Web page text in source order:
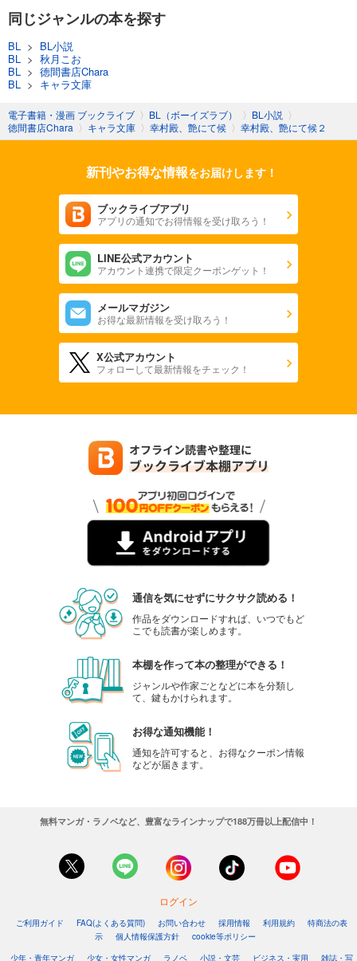
同じジャンルの本を探す
BL > BL小説
BL > 秋月こお
BL > 徳間書店Chara
BL > キャラ文庫
電子書籍・漫画 ブックライブ 〉 BL（ボーイズラブ） 〉 BL小説 〉
徳間書店Chara 〉 キャラ文庫 〉 幸村殿、艶にて候 〉 幸村殿、艶にて候２
新刊やお得な情報をお届けします！
ブックライブアプリ
アプリの通知でお得情報を受け取ろう！
LINE公式アカウント
アカウント連携で限定クーポンゲット！
メールマガジン
お得な最新情報を受け取ろう！
X公式アカウント
フォローして最新情報をチェック！
通信を気にせずにサクサク読める！
作品をダウンロードすれば、いつでもど
こでも読書が楽しめます。
本棚を作って本の整理ができる！
ジャンルや作家ごとなどに本を分類し
て、鍵もかけられます。
お得な通知機能！
通知を許可すると、お得なクーポン情報
などが届きます。
無料マンガ・ラノベなど、豊富なラインナップで188万冊以上配信中！
ログイン
ご利用ガイド FAQ(よくある質問) お問い合わせ 採用情報 利用規約
特商法の表
示
個人情報保護方針
cookie等ポリシー
少年・青年マンガ
少女・女性マンガ ラノベ 小説・文芸 ビジネス・実用 雑誌・写